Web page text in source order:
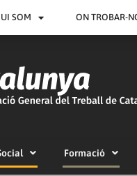
SOM ON TROBAR-
Formació